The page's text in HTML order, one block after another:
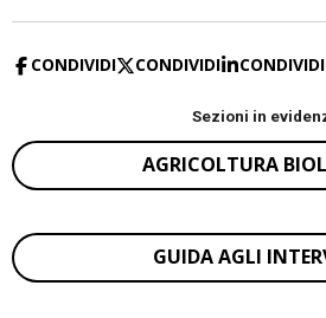
CONDIVIDI CONDIVIDI CONDIVIDI
Sezioni in
AGRICOLTURA
GUIDA AGLI